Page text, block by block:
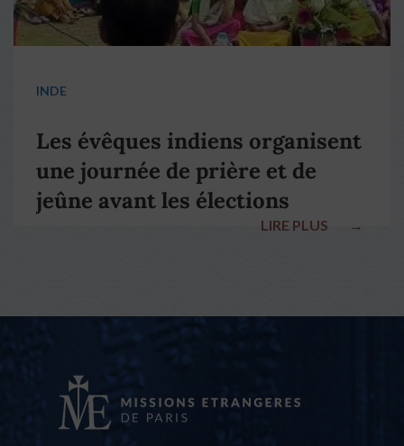
INDE
Les évêques indiens organisent
une journée de prière et de
jeûne avant les élections
LIRE PLUS →